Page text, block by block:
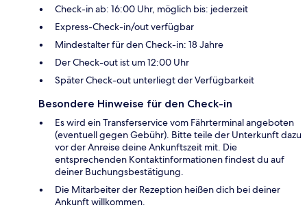
Check-in ab: 16:00 Uhr, möglich bis: jederzeit
Express-Check-in/out verfügbar
Mindestalter für den Check-in: 18 Jahre
Der Check-out ist um 12:00 Uhr
Später Check-out unterliegt der Verfügbarkeit
Besondere Hinweise für den Check-in
Es wird ein Transferservice vom Fährterminal angeboten
(eventuell gegen Gebühr). Bitte teile der Unterkunft dazu
vor der Anreise deine Ankunftszeit mit. Die
entsprechenden Kontaktinformationen findest du auf
deiner Buchungsbestätigung.
Die Mitarbeiter der Rezeption heißen dich bei deiner
Ankunft willkommen.